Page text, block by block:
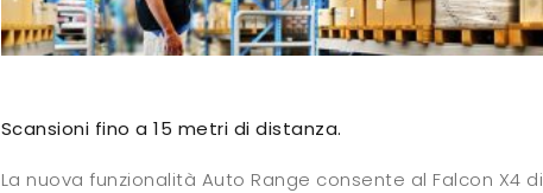
Scansioni fino a 15 metri di distanza.
La nuova funzionalità Auto Range consente al Falcon X4 di